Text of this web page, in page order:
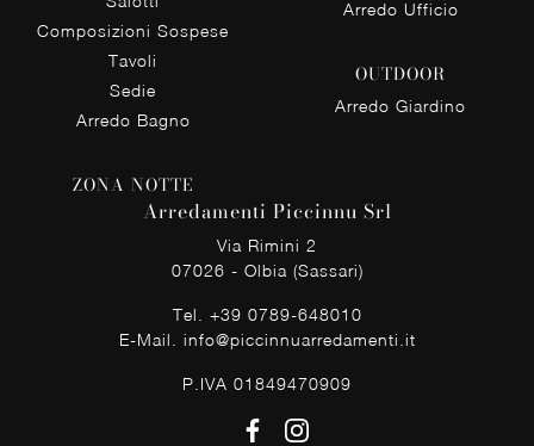
Composizioni Sospese
Tavoli
Sedie
Arredo Bagno
ZONA NOTTE
Arredo Ufficio
OUTDOOR
Arredo Giardino
Arredamenti Piccinnu Srl
Via Rimini 2
07026 - Olbia (Sassari)
Tel. +39 0789-648010
E-Mail. info@piccinnuarredamenti.it
P.IVA 01849470909